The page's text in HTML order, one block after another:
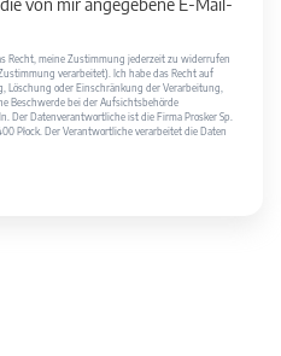
von mir angegebene E-Mail-
Recht, meine Zustimmung jederzeit zu widerrufen
verarbeitet). Ich habe das Recht auf
Löschung oder Einschränkung der Verarbeitung,
Beschwerde bei der Aufsichtsbehörde
Der Datenverantwortliche ist die Firma Prosker Sp.
Płock. Der Verantwortliche verarbeitet die Daten